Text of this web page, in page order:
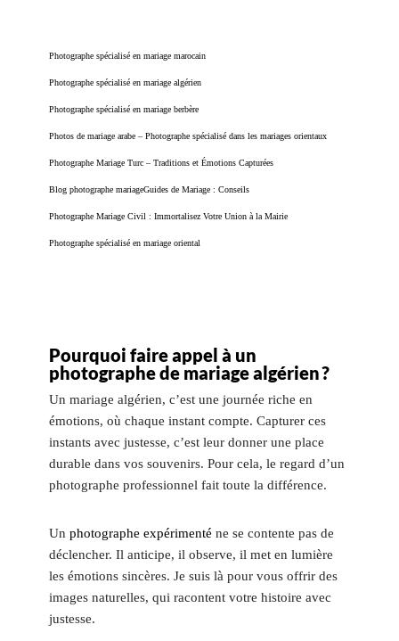
Photographe spécialisé en mariage marocain
Photographe spécialisé en mariage algérien
Photographe spécialisé en mariage berbère
Photos de mariage arabe – Photographe spécialisé dans les mariages orientaux
Photographe Mariage Turc – Traditions et Émotions Capturées
Blog photographe mariageGuides de Mariage : Conseils
Photographe Mariage Civil : Immortalisez Votre Union à la Mairie
Photographe spécialisé en mariage oriental
Pourquoi faire appel à un
photographe de mariage algérien ?
Un mariage algérien, c’est une journée riche en
émotions, où chaque instant compte. Capturer ces
instants avec justesse, c’est leur donner une place
durable dans vos souvenirs. Pour cela, le regard d’un
photographe professionnel fait toute la différence.
Un photographe expérimenté ne se contente pas de
déclencher. Il anticipe, il observe, il met en lumière
les émotions sincères. Je suis là pour vous offrir des
images naturelles, qui racontent votre histoire avec
justesse.